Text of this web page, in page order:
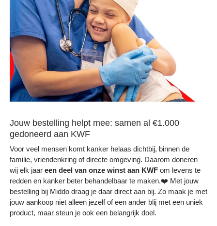
Jouw bestelling helpt mee: samen al €1.000
gedoneerd aan KWF
Voor veel mensen komt kanker helaas dichtbij, binnen de
familie, vriendenkring of directe omgeving. Daarom doneren
wij elk jaar een deel van onze winst aan KWF om levens te
redden en kanker beter behandelbaar te maken.❤️ Met jouw
bestelling bij Middo draag je daar direct aan bij. Zo maak je met
jouw aankoop niet alleen jezelf of een ander blij met een uniek
product, maar steun je ook een belangrijk doel.